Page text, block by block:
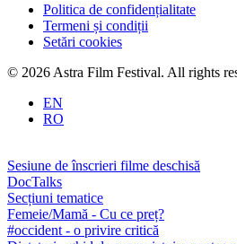
Politica de confidențialitate
Termeni și condiții
Setări cookies
© 2026 Astra Film Festival. All rights
EN
RO
Sesiune de înscrieri filme deschisă
DocTalks
Secțiuni tematice
Femeie/Mamă - Cu ce preț?
#occident - o privire critică